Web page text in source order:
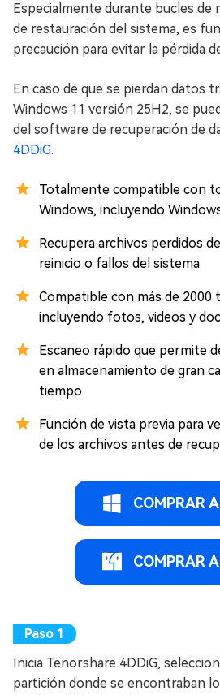
Especialmente durante bucles de
de restauración del sistema, es
precaución para evitar la pérdida
En caso de que se pierdan datos
Windows 11 versión 25H2, se
del software de recuperación de
4DDiG.
Totalmente compatible con
Windows, incluyendo
Recupera archivos perdidos
reinicio o fallos del sistema
Compatible con más de 2000
incluyendo fotos, videos y
Escaneo rápido que permite
en almacenamiento de gran
tiempo
Función de vista previa para
de los archivos antes de
COMPRAR
COMPRAR
Inicia Tenorshare 4DDiG,
partición donde se encontraban